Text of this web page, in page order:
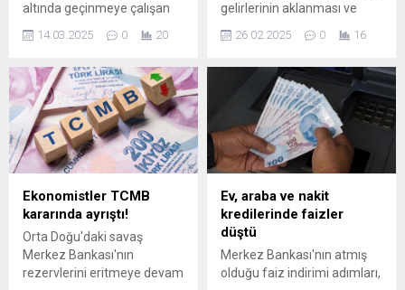
altında geçinmeye çalışan
vatandaşların kredi kartı ve
bireysel kredi borçları
BDDK'nın son verilerine göre
ise 2024 şubat ayından
2025 yılının şubat ayına
kadar olan dönemde 530
milyar 828 milyon TL'lik
tüketici kredisi artışı oldu.
21-28 Şubat haftasında
bireysel kredi ve kredi kartı
borçları 78,8...
14.03.2025 0 20
gelirlerinin aklanması ve
terör finansmanının
önlenmesine dair tedbirler
Aralık 2024'te Resmi
Gazete'de yayımlanmıştı. 2
AY UYUM SÜRESİ
TANINMIŞTI Yönetmelik
tarihi olan 25 Aralık'ın
üzerinden 2 ...
26.02.2025 0 16
Ekonomistler TCMB
kararında ayrıştı!
Orta Doğu'daki savaş
Merkez Bankası'nın
rezervlerini eritmeye devam
Ev, araba ve nakit
kredilerinde faizler
düştü
Merkez Bankası'nın atmış
olduğu faiz indirimi adımları,